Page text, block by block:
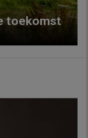
toekomst